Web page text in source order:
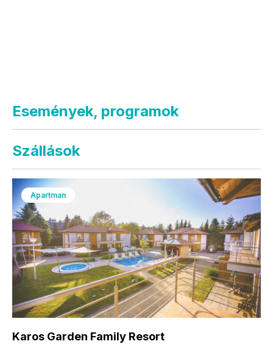
Események, programok
Szállások
Apartman
Karos Garden Family Resort